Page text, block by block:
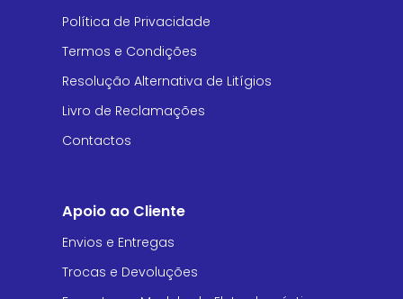
Política de Privacidade
Termos e Condições
Resolução Alternativa de Litígios
Livro de Reclamações
Contactos
Apoio ao Cliente
Envios e Entregas
Trocas e Devoluções